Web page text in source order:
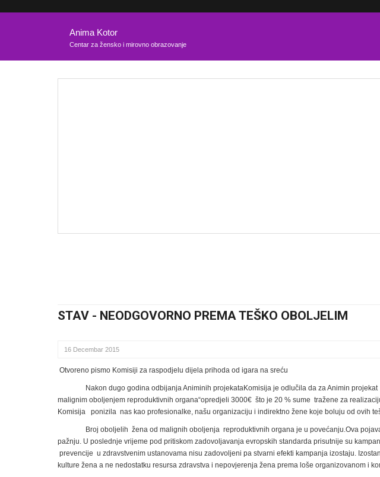
Anima Kotor
Centar za žensko i mirovno obrazovanje
STAV - NEODGOVORNO PREMA TEŠKO OBOLJELIM
16 Decembar 2015
Otvoreno pismo Komisiji za raspodjelu dijela prihoda od igara na sreću
Nakon dugo godina odbijanja Animinih projekataKomisija je odlučila da za Animin
malignim oboljenjem reproduktivnih organa“opredjeli 3000€ što je 20 % sume tražene za
Komisija ponizila nas kao profesionalke, našu organizaciju i indirektno žene koje boluju od ovih
Broj oboljelih žena od malignih oboljenja reproduktivnih organa je u povećanju.Ova
pažnju. U poslednje vrijeme pod pritiskom zadovoljavanja evropskih standarda prisutnije su
prevencije u zdravstvenim ustanovama nisu zadovoljeni pa stvarni efekti kampanja izostaju.
kulture žena a ne nedostatku resursa zdravstva i nepovjerenja žena prema loše organizovanom i